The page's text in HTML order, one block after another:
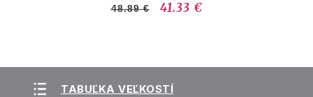
48.89 € 41.33 €
TABUĽKA VEĽKOSTÍ